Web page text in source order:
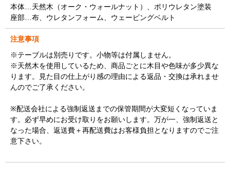
本体…天然木（オーク・ウォールナット）、ポリウレタン塗装
座部…布、ウレタンフォーム、ウェービングベルト
注意事項
※テーブルは別売りです。小物等は付属しません。
※天然木を使用しているため、商品ごとに木目や色味が多少異な
ります。見た目の仕上がり感の理由による返品・交換は承れませ
んのでご了承ください。
※配送会社による強制返送までの保管期間が大変短くなっていま
す。必ず早めにお受け取りをお願いします。万が一、強制返送と
なった場合、返送費＋再配送費はお客様負担となりますのでご注
意下さい。